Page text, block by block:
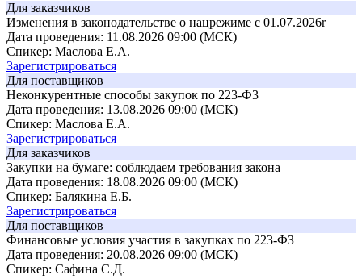
Для заказчиков
Изменения в законодательстве о нацрежиме с 01.07.2026r
Дата проведения: 11.08.2026 09:00 (МСК)
Спикер: Маслова Е.А.
Зарегистрироваться
Для поставщиков
Неконкурентные способы закупок по 223-Ф3
Дата проведения: 13.08.2026 09:00 (МСК)
Спикер: Маслова Е.А.
Зарегистрироваться
Для заказчиков
Закупки на бумаге: соблюдаем требования закона
Дата проведения: 18.08.2026 09:00 (МСК)
Спикер: Балякина Е.Б.
Зарегистрироваться
Для поставщиков
Финансовые условия участия в закупках по 223-ФЗ
Дата проведения: 20.08.2026 09:00 (МСК)
Спикер: Сафина С.Д.